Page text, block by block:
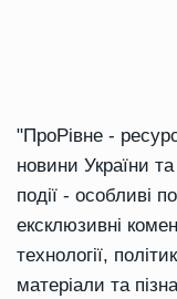
"ПроРівне -
новини України
події - особливі
ексклюзивні
технології,
матеріали та